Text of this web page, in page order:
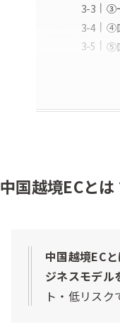
③
④
⑤
中国越境ECと
中国越境EC
ジネスモデル
ト・低リスク